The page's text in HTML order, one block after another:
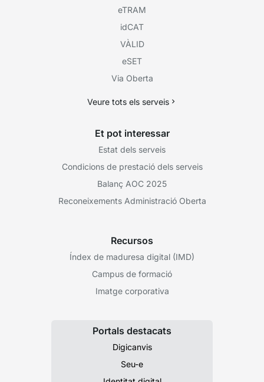
eTRAM
idCAT
VÀLID
eSET
Via Oberta
Veure tots els serveis
Et pot interessar
Estat dels serveis
Condicions de prestació dels serveis
Balanç AOC 2025
Reconeixements Administració Oberta
Recursos
Índex de maduresa digital (IMD)
Campus de formació
Imatge corporativa
Portals destacats
Digicanvis
Seu-e